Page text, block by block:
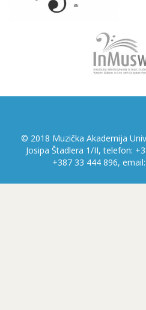
© 2018 Muzička Akademija
Josipa Štadlera 1/II, telefon:
+387 33 444 896,